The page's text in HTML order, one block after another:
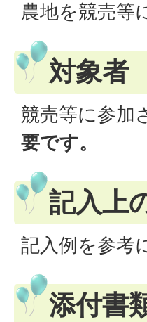
農地を競売等
対象者
競売等に参加
要です。
記入上
記入例を参考
添付書